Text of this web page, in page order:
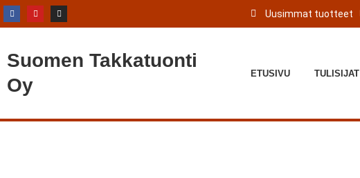
Uusimmat tuotteet
Suomen Takkatuonti
Oy
ETUSIVU TULISIJAT